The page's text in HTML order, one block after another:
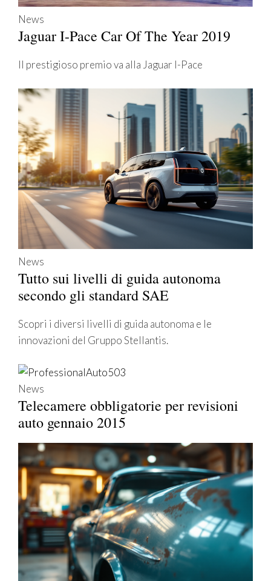
News
Jaguar I-Pace Car Of The Year 2019
Il prestigioso premio va alla Jaguar I-Pace
News
Tutto sui livelli di guida autonoma
secondo gli standard SAE
Scopri i diversi livelli di guida autonoma e le
innovazioni del Gruppo Stellantis.
News
Telecamere obbligatorie per revisioni
auto gennaio 2015